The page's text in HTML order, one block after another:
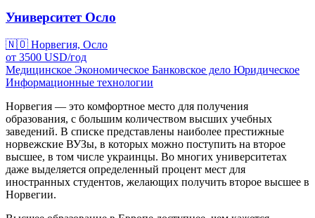
Университет Осло
🇳🇴 Норвегия, Осло
от 3500 USD/год
Медицинское Экономическое Банковское дело Юридическое
Информационные технологии
Норвегия — это комфортное место для получения
образования, с большим количеством высших учебных
заведений. В списке представлены наиболее престижные
норвежские ВУЗы, в которых можно поступить на второе
высшее, в том числе украинцы. Во многих университетах
даже выделяется определенный процент мест для
иностранных студентов, желающих получить второе высшее в
Норвегии.